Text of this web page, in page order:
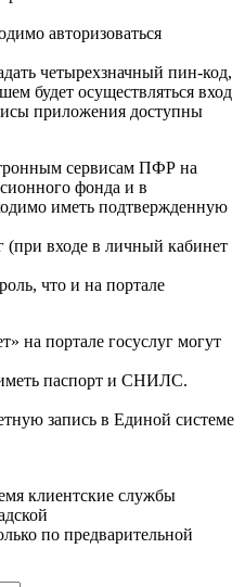
авторизоваться
четырехзначный пин-код,
будет осуществляться вход
приложения доступны
сервисам ПФР на
фонда и в
иметь подтвержденную
(при входе в личный кабинет
что и на портале
на портале госуслуг могут
паспорт и СНИЛС.
запись в Единой системе
клиентские службы
по предварительной